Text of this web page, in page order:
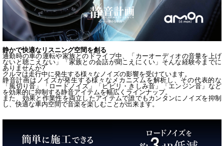
静かで快適なリスニング空間を創る
通勤時の車の運転や家族とのドライブ中、「カーオーディオの音量を上げ
ないと聴こえない」「家族との会話が聞こえにくい」そんな経験今までに
ありませんか?
クルマは走行中に発生する様々なノイズの影響を受けています。
静音計画はノイズが発生する様々なメカニズムを解析し、その代表的な
「風切り音」「ロードノイズ」「ビビリ・きしみ音」「エンジン音」など
を効果的に抑制する静音アイテムを幅広くラインナップ。
また、効果と作業性を両立したアイテムで誰でもカンタンにノイズを抑制
し、快適な車内空間で音楽を楽しむことが出来ます。